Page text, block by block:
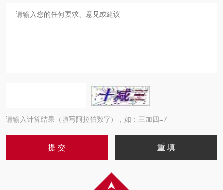
请输入计算结果（填写阿拉伯数字），如：三加四=7